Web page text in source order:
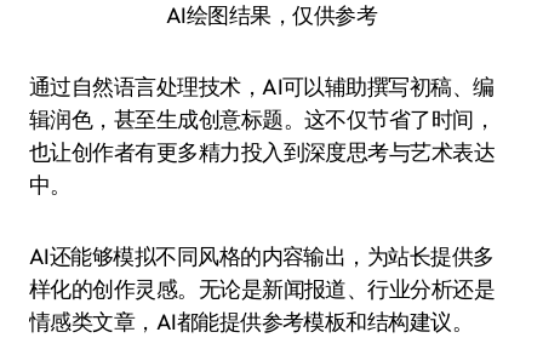
AI绘图结果，仅供参考
通过自然语言处理技术，AI可以辅助撰写初稿、编
辑润色，甚至生成创意标题。这不仅节省了时间，
也让创作者有更多精力投入到深度思考与艺术表达
中。
AI还能够模拟不同风格的内容输出，为站长提供多
样化的创作灵感。无论是新闻报道、行业分析还是
情感类文章，AI都能提供参考模板和结构建议。